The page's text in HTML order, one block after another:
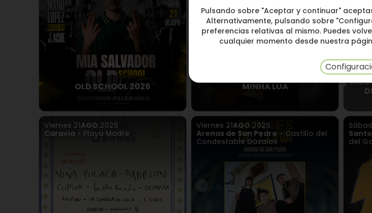
Pulsando sobre "Aceptar y continuar"
Alternativamente, pulsando sobre
preferencias relativas al mismo. Puedes
cualquier momento desde nuestra
OLD SCHOOL 2026 MINHA LUA
Viernes 21AGO.2026
Caravia > Playa Madre
Viernes 21AGO.2026
Arenas de San Pedro > Castillo del
Condestable Dávalos
del